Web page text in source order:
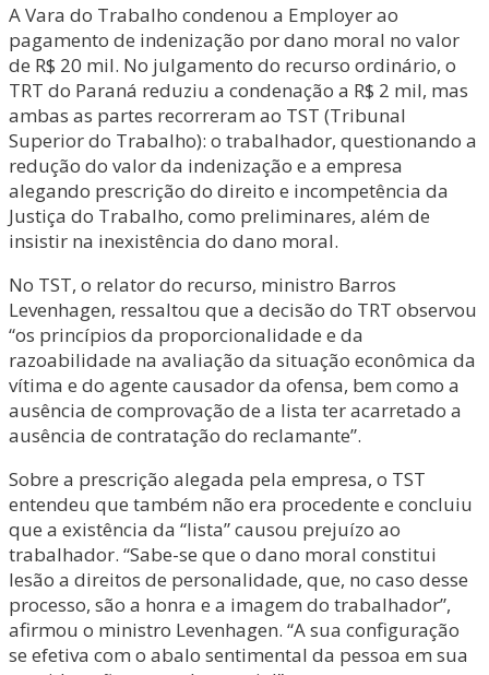
A Vara do Trabalho condenou a Employer ao
pagamento de indenização por dano moral no valor
de R$ 20 mil. No julgamento do recurso ordinário, o
TRT do Paraná reduziu a condenação a R$ 2 mil, mas
ambas as partes recorreram ao TST (Tribunal
Superior do Trabalho): o trabalhador, questionando a
redução do valor da indenização e a empresa
alegando prescrição do direito e incompetência da
Justiça do Trabalho, como preliminares, além de
insistir na inexistência do dano moral.
No TST, o relator do recurso, ministro Barros
Levenhagen, ressaltou que a decisão do TRT observou
“os princípios da proporcionalidade e da
razoabilidade na avaliação da situação econômica da
vítima e do agente causador da ofensa, bem como a
ausência de comprovação de a lista ter acarretado a
ausência de contratação do reclamante”.
Sobre a prescrição alegada pela empresa, o TST
entendeu que também não era procedente e concluiu
que a existência da “lista” causou prejuízo ao
trabalhador. “Sabe-se que o dano moral constitui
lesão a direitos de personalidade, que, no caso desse
processo, são a honra e a imagem do trabalhador”,
afirmou o ministro Levenhagen. “A sua configuração
se efetiva com o abalo sentimental da pessoa em sua